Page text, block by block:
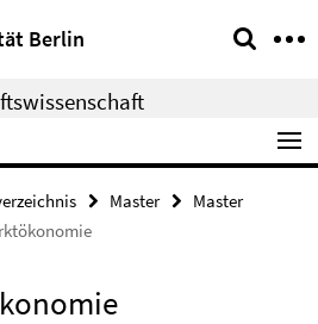
Berlin
Master
Master